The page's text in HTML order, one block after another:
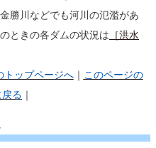
勝川などでも河川の氾濫があ
ときの各ダムの状況は ［洪水
トップページへ｜ このページの
戻る ｜